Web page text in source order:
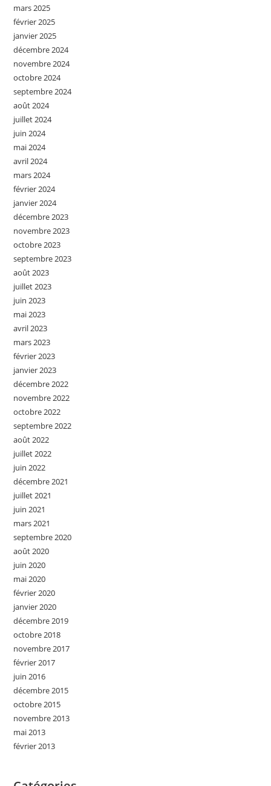
mars 2025
février 2025
janvier 2025
décembre 2024
novembre 2024
octobre 2024
septembre 2024
août 2024
juillet 2024
juin 2024
mai 2024
avril 2024
mars 2024
février 2024
janvier 2024
décembre 2023
novembre 2023
octobre 2023
septembre 2023
août 2023
juillet 2023
juin 2023
mai 2023
avril 2023
mars 2023
février 2023
janvier 2023
décembre 2022
novembre 2022
octobre 2022
septembre 2022
août 2022
juillet 2022
juin 2022
décembre 2021
juillet 2021
juin 2021
mars 2021
septembre 2020
août 2020
juin 2020
mai 2020
février 2020
janvier 2020
décembre 2019
octobre 2018
novembre 2017
février 2017
juin 2016
décembre 2015
octobre 2015
novembre 2013
mai 2013
février 2013